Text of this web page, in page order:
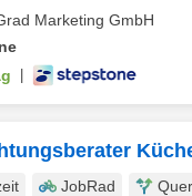
Marketing GmbH
JobRad